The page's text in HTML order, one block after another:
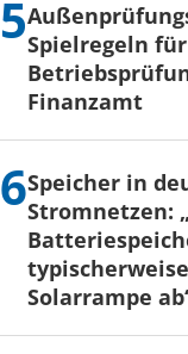
Spielregeln
Finanzamt
Speicher in
Stromnetzen:
Solarrampe